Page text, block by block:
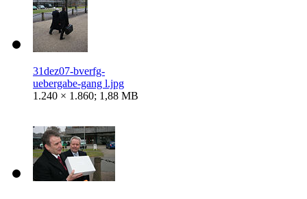
31dez07-bverfg-
uebergabe-gang l.jpg
1.240 × 1.860; 1,88 MB